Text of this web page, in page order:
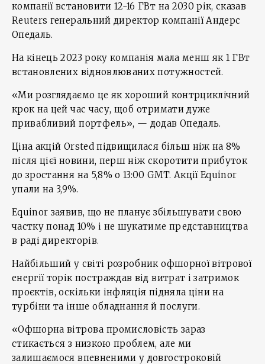
компанії встановити 12-16 ГВт на 2030 рік, сказав
Reuters генеральний директор компанії Андерс
Опедаль.
На кінець 2023 року компанія мала менш як 1 ГВт
встановлених відновлюваних потужностей.
«Ми розглядаємо це як хороший контрциклічний
крок на цей час часу, щоб отримати дуже
привабливий портфель», — додав Опедаль.
Ціна акцій Orsted підвищилася більш ніж на 8%
після цієї новини, перш ніж скоротити прибуток
до зростання на 5,8% о 13:00 GMT. Акції Equinor
упали на 3,9%.
Equinor заявив, що не планує збільшувати свою
частку понад 10% і не шукатиме представництва
в раді директорів.
Найбільший у світі розробник офшорної вітрової
енергії торік постраждав від витрат і затримок
проєктів, оскільки інфляція підняла ціни на
турбіни та інше обладнання й послуги.
«Офшорна вітрова промисловість зараз
стикається з низкою проблем, але ми
залишаємося впевненими у довгостроковій